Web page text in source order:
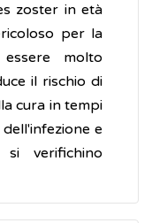
zoster in età
per la
molto
il rischio di
cura in tempi
e
verifichino